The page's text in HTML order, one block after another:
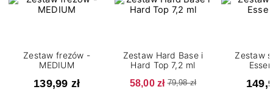
Zestaw frezów -
MEDIUM
139,99 zł
Zestaw Hard Base i
Hard Top 7,2 ml
58,00 zł 79,98 zł
Zestaw